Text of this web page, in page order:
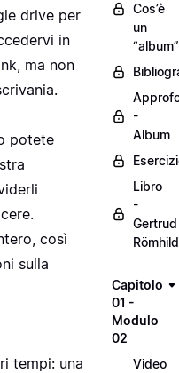
drive per
in
ma non
potete
così
sulla
tempi: una
Cos’è
un
“album”
-
Album
Libro
-
Gertrud
Capitolo
01 -
Modulo
02
Video